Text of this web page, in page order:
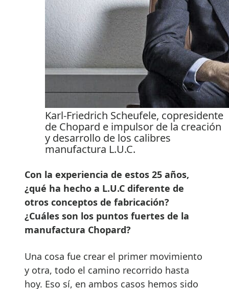
Karl-Friedrich Scheufele, copresidente
de Chopard e impulsor de la creación
y desarrollo de los calibres
manufactura L.U.C.
Con la experiencia de estos 25 años,
¿qué ha hecho a L.U.C diferente de
otros conceptos de fabricación?
¿Cuáles son los puntos fuertes de la
manufactura Chopard?
Una cosa fue crear el primer movimiento
y otra, todo el camino recorrido hasta
hoy. Eso sí, en ambos casos hemos sido